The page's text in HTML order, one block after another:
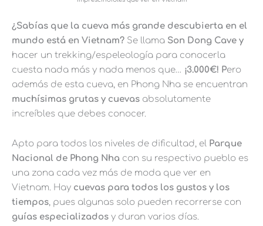
¿Sabías que la cueva más grande descubierta en el
mundo está en Vietnam? Se llama Son Dong Cave y
hacer un trekking/espeleología para conocerla
cuesta nada más y nada menos que… ¡3.000€! Pero
además de esta cueva, en Phong Nha se encuentran
muchísimas grutas y cuevas absolutamente
increíbles que debes conocer.
Apto para todos los niveles de dificultad, el Parque
Nacional de Phong Nha con su respectivo pueblo es
una zona cada vez más de moda que ver en
Vietnam. Hay cuevas para todos los gustos y los
tiempos, pues algunas solo pueden recorrerse con
guías especializados y duran varios días.